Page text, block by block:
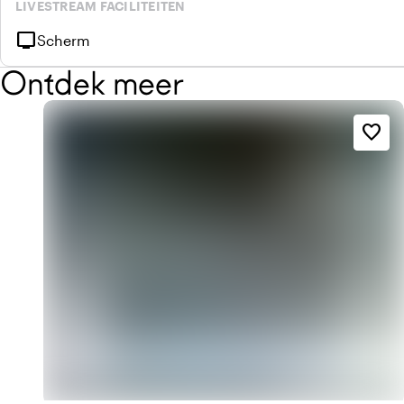
LIVESTREAM FACILITEITEN
tvScherm
Ontdek meer
favorite_border